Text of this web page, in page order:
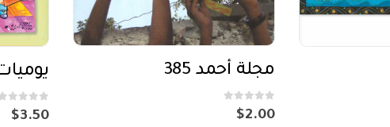
مجلة أحمد 385
0
out of 5
$2.00
0
out of 5
$3.50